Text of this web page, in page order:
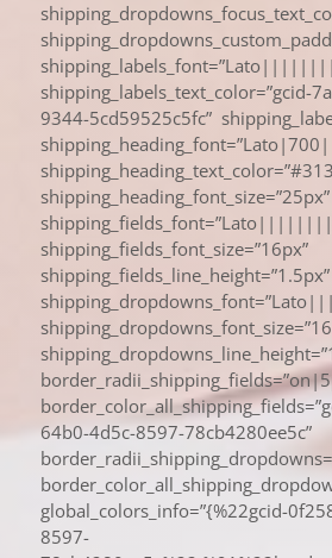
shipping_labels_text_color=”gcid-
9344-5cd59525c5fc”
shipping_heading_font_size=”25px”
shipping_fields_font_size=”16px”
shipping_fields_line_height=”1.5px”
64b0-4d5c-8597-78cb4280ee5c”
global_colors_info=”{%22gcid-
8597-